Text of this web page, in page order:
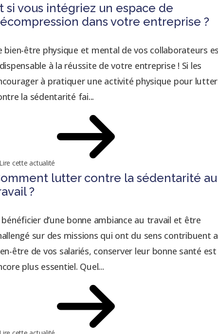
si vous intégriez un espace de
dans votre entreprise ?
bien-être physique et mental de vos collaborateurs
à la réussite de votre entreprise ! Si les
à pratiquer une activité physique pour lutter
la sédentarité fai...
cette actualité
lutter contre la sédentarité au
?
bénéficier d’une bonne ambiance au travail et être
sur des missions qui ont du sens contribuent
être de vos salariés, conserver leur bonne santé est
plus essentiel. Quel...